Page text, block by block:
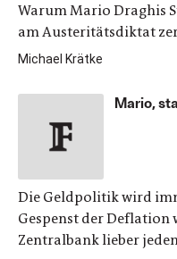
Warum Mario Draghis
am Austeritätsdiktat
Michael Krätke
Mario,
Die Geldpolitik wird
Gespenst der Deflation
Zentralbank lieber